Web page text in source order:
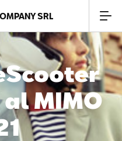
SRL
MIMO